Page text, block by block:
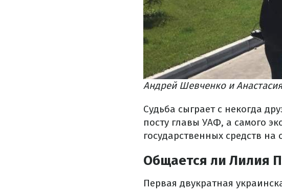
Андрей Шевченко и
Судьба сыграет с некогда
посту главы УАФ, а самого
государственных средств
Общается ли Лилия
Первая двукратная